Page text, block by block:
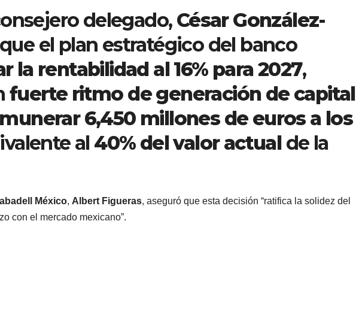
delegado, César González-
el plan estratégico del banco
la rentabilidad al 16% para 2027,
fuerte ritmo de generación de capital
6,450 millones de euros a los
al 40% del valor actualde la
México, Albert Figueras, aseguró que esta decisión “ratifica la solidez del
con el mercado mexicano”.